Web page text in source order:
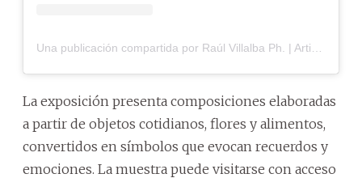
La exposición presenta composiciones elaboradas
a partir de objetos cotidianos, flores y alimentos,
convertidos en símbolos que evocan recuerdos y
emociones. La muestra puede visitarse con acceso